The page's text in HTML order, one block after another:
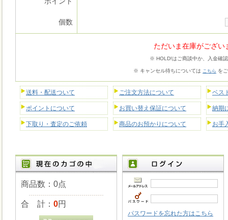
個数
ただいま在庫がござい
※ HOLD!はご商談中か、入金確
※ キャンセル待ちについては こちら を
送料・配送ついて ご注文方法について ベス
ポイントについて お買い替え保証について 納期
下取り・査定のご依頼 商品のお預かりについて お手
商品数：0点
合 計： 0円
パスワードを忘れた方はこちら